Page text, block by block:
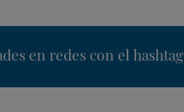
en redes con el hashtag